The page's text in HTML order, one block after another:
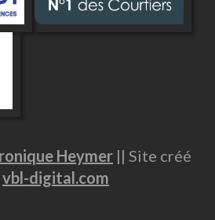
Heymer || Site créé
vbl-digital.com